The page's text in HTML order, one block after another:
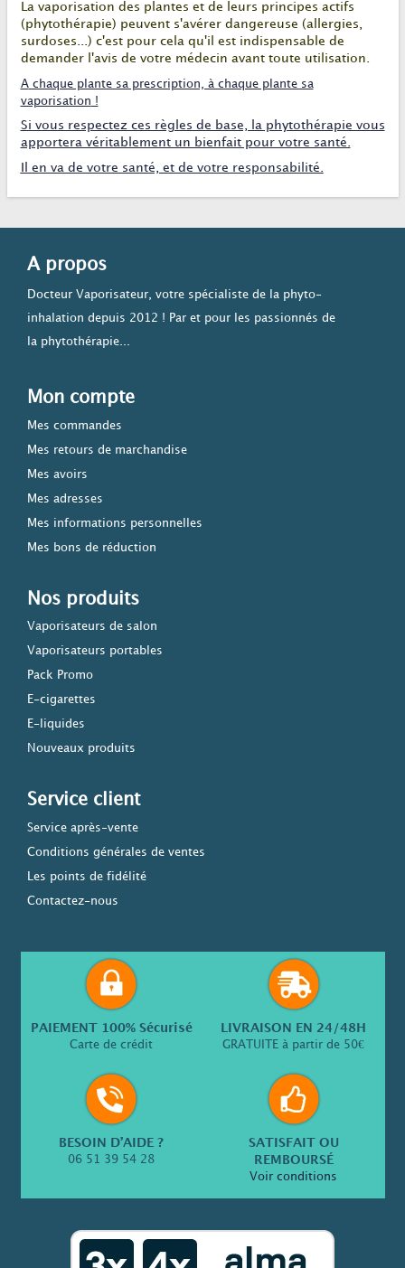
La vaporisation des plantes et de leurs principes actifs
(phytothérapie) peuvent s'avérer dangereuse (allergies,
surdoses...) c'est pour cela qu'il est indispensable de
demander l'avis de votre médecin avant toute utilisation.
Achaque plante sa prescription, à chaque plante sa
vaporisation !
Si vous respectez ces règles de base, la phytothérapie vous
apportera véritablement un bienfait pour votre santé.
Il en va de votre santé, et de votre responsabilité.
A propos
Docteur Vaporisateur, votre spécialiste de la phyto-
inhalation depuis 2012 ! Par et pour les passionnés de
la phytothérapie...
Mon compte
Mes commandes
Mes retours de marchandise
Mes avoirs
Mes adresses
Mes informations personnelles
Mes bons de réduction
Nos produits
Vaporisateurs de salon
Vaporisateurs portables
Pack Promo
E-cigarettes
E-liquides
Nouveaux produits
Service client
Service après-vente
Conditions générales de ventes
Les points de fidélité
Contactez-nous
PAIEMENT 100% Sécurisé
Carte de crédit
LIVRAISON EN 24/48H
GRATUITE à partir de 50€
BESOIN D’AIDE ?
06 51 39 54 28
SATISFAIT OU
REMBOURSÉ
Voir conditions